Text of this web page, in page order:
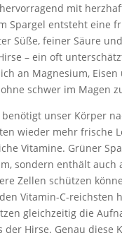
mit
Spargel entsteht eine
Süße, feiner Säure
– ein oft
an Magnesium,
schwer im Magen
unser Körper
wieder mehr frische
Vitamine. Grüner
sondern enthält auch
Zellen schützen
Vitamin-C-reichsten
gleichzeitig die
der Hirse. Genau diese